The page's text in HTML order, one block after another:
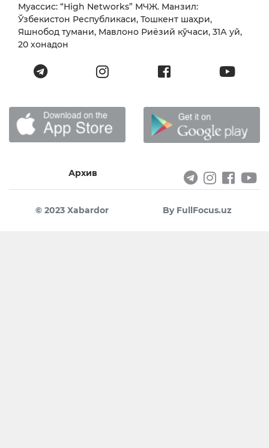
Муассис: “High Networks” МЧЖ. Манзил:
Ўзбекистон Республикаси, Тошкент шаҳри,
Яшнобод тумани, Мавлоно Риёзий кўчаси, 31А уй,
20 хонадон
Архив
© 2023 Xabardor By FullFocus.uz